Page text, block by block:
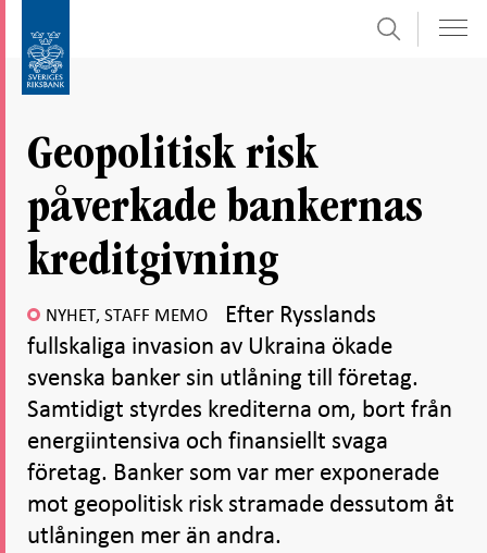
direkt
undersidor
Sök
Geopolitisk risk
påverkade bankernas
kreditgivning
NYHET, STAFF MEMO
Efter Rysslands
fullskaliga invasion av Ukraina ökade
svenska banker sin utlåning till företag.
Samtidigt styrdes krediterna om, bort från
energiintensiva och finansiellt svaga
företag. Banker som var mer exponerade
mot geopolitisk risk stramade dessutom åt
utlåningen mer än andra.